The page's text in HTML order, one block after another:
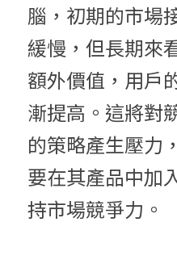
腦，初期的市場
緩慢，但長期來
額外價值，用戶
漸提高。這將對
的策略產生壓力
要在其產品中加
持市場競爭力。